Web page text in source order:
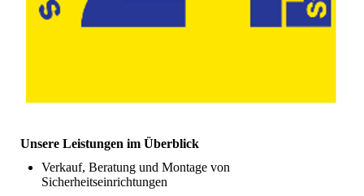
Unsere Leistungen im Überblick
Verkauf, Beratung und Montage von
Sicherheitseinrichtungen